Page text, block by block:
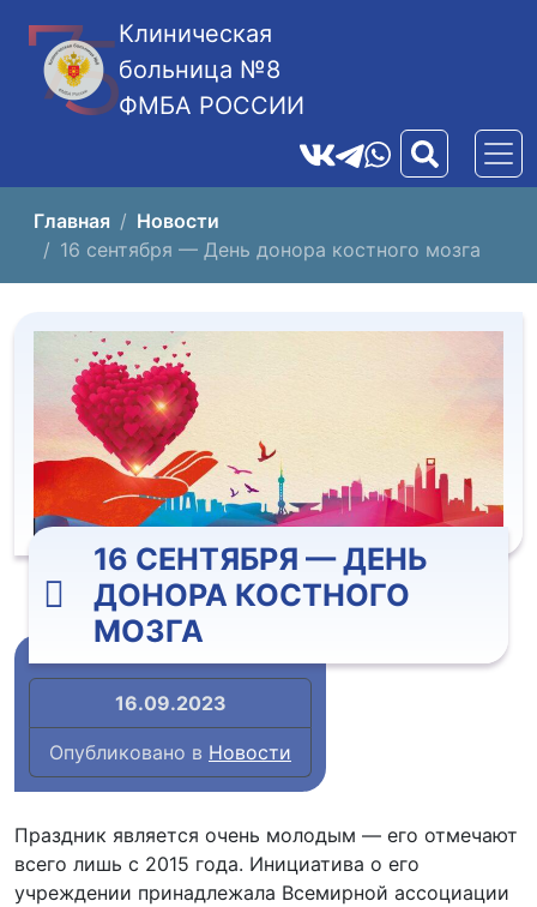
Клиническая
больница №8
ФМБА РОССИИ
Главная
Новости
16 сентября — День донора костного мозга
16 СЕНТЯБРЯ — ДЕНЬ
ДОНОРА КОСТНОГО
МОЗГА
16.09.2023
Опубликовано в Новости
Праздник является очень молодым — его отмечают
всего лишь с 2015 года. Инициатива о его
учреждении принадлежала Всемирной ассоциации